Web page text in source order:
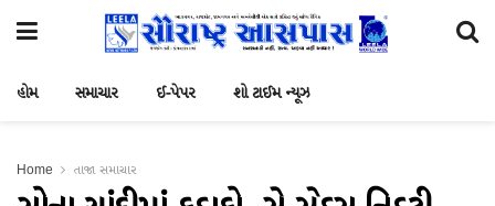
હોમ સમાચાર ઈ-પેપર શો ટાઈમ ન્યૂઝ
Home તાજા સમાચાર